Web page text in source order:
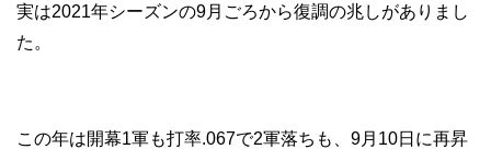
実は2021年シーズンの9月ごろから復調の兆しがありまし
た。
この年は開幕1軍も打率.067で2軍落ちも、9月10日に再昇